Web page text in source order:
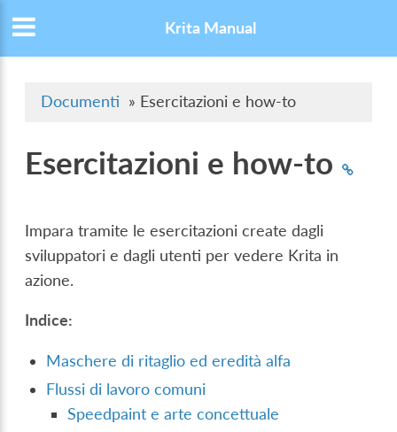
Krita Manual
Documenti » Esercitazioni e how-to
Esercitazioni e how-to
Impara tramite le esercitazioni create dagli
sviluppatori e dagli utenti per vedere Krita in
azione.
Indice:
Maschere di ritaglio ed eredità alfa
Flussi di lavoro comuni
Speedpaint e arte concettuale